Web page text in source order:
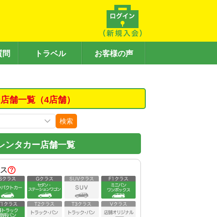
問 トラベル お客様の声
舗一覧（4店舗）
検索
ンタカー店舗一覧